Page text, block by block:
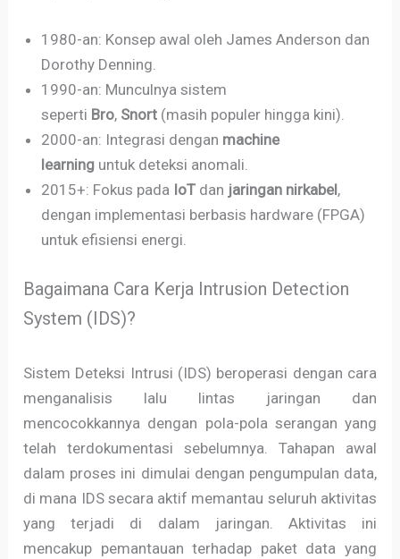
1980-an: Konsep awal oleh James Anderson dan
Dorothy Denning.
1990-an: Munculnya sistem
seperti Bro, Snort (masih populer hingga kini).
2000-an: Integrasi dengan machine
learning untuk deteksi anomali.
2015+: Fokus pada IoT dan jaringan nirkabel,
dengan implementasi berbasis hardware (FPGA)
untuk efisiensi energi.
Bagaimana Cara Kerja Intrusion Detection
System (IDS)?
Sistem Deteksi Intrusi (IDS) beroperasi dengan cara
menganalisis lalu lintas jaringan dan
mencocokkannya dengan pola-pola serangan yang
telah terdokumentasi sebelumnya. Tahapan awal
dalam proses ini dimulai dengan pengumpulan data,
di mana IDS secara aktif memantau seluruh aktivitas
yang terjadi di dalam jaringan. Aktivitas ini
mencakup pemantauan terhadap paket data yang